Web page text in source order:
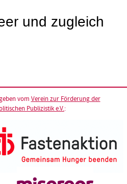
und zugleich
vom Verein zur Förderung der
Publizistik e.V.: